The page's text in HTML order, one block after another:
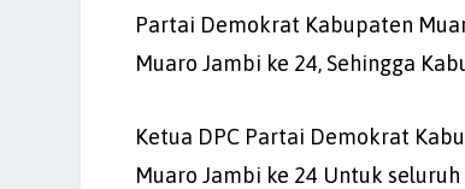
Partai Demokrat Kabupaten
Muaro Jambi ke 24, Sehingga
Ketua DPC Partai Demokrat
Muaro Jambi ke 24 Untuk